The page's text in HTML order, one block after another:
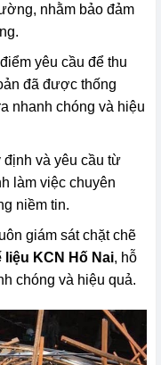
nhằm bảo đảm
yêu cầu để thu
đã được thống
nhanh chóng và hiệu
định và yêu cầu từ
làm việc chuyên
niềm tin.
giám sát chặt chẽ
liệu KCN Hố Nai, hỗ
chóng và hiệu quả.